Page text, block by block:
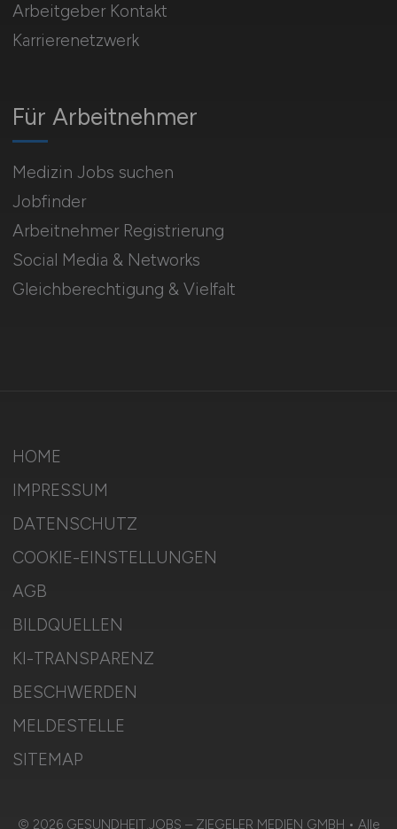
Für Arbeitnehmer
Medizin Jobs suchen
Jobfinder
Arbeitnehmer Registrierung
Social Media & Networks
Gleichberechtigung & Vielfalt
Arbeitgeber Kontakt
Karrierenetzwerk
HOME
IMPRESSUM
DATENSCHUTZ
COOKIE-EINSTELLUNGEN
AGB
BILDQUELLEN
KI-TRANSPARENZ
BESCHWERDEN
MELDESTELLE
SITEMAP
© 2026 GESUNDHEIT.JOBS – ZIEGELER MEDIEN GMBH • Alle